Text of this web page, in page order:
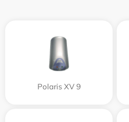
Polaris XV 9